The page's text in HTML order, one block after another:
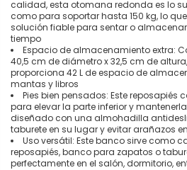
calidad, esta otomana redonda es lo
como para soportar hasta 150 kg, lo
solución fiable para sentar o
tiempo
Espacio de almacenamiento extra:
40,5 cm de diámetro x 32,5 cm de
proporciona 42 L de espacio de
mantas y libros
Pies bien pensados: Este reposapiés
para elevar la parte inferior y
diseñado con una almohadilla
taburete en su lugar y evitar arañazos
Uso versátil: Este banco sirve como
reposapiés, banco para zapatos o
perfectamente en el salón, dormitorio,